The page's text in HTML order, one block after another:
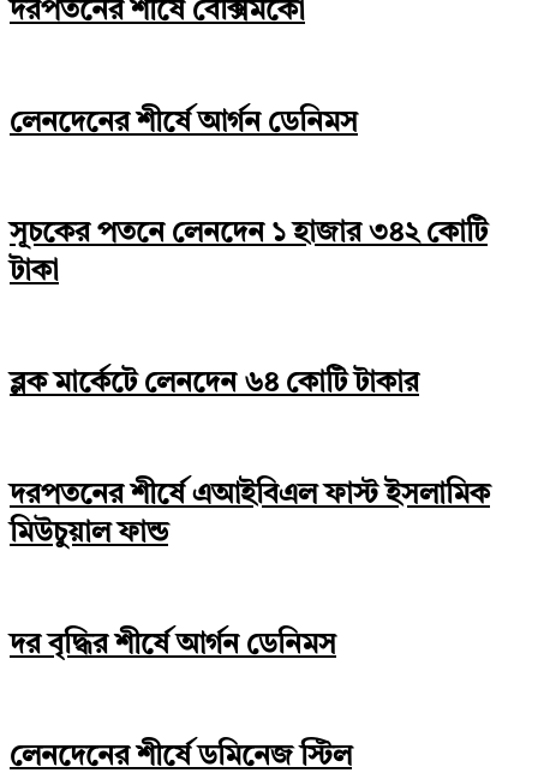
দরপতনের শীর্ষে বেক্সিমকো
লেনদেনের শীর্ষে আর্গন ডেনিমস
সূচকের পতনে লেনদেন ১ হাজার ৩৪২ কোটি
টাকা
ব্লক মার্কেটে লেনদেন ৬৪ কোটি টাকার
দরপতনের শীর্ষে এআইবিএল ফাস্ট ইসলামিক
মিউচুয়াল ফান্ড
দর বৃদ্ধির শীর্ষে আর্গন ডেনিমস
লেনদেনের শীর্ষে ডমিনেজ স্টিল